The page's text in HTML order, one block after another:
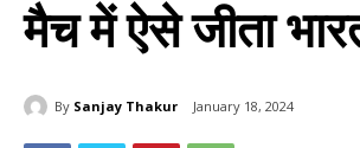
मैच में ऐसे जीता
By Sanjay Thakur January 18, 2024